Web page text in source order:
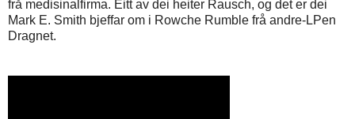
frå medisinalfirma. Eitt av dei heiter Rausch, og det er dei
Mark E. Smith bjeffar om i Rowche Rumble frå andre-LPen
Dragnet.